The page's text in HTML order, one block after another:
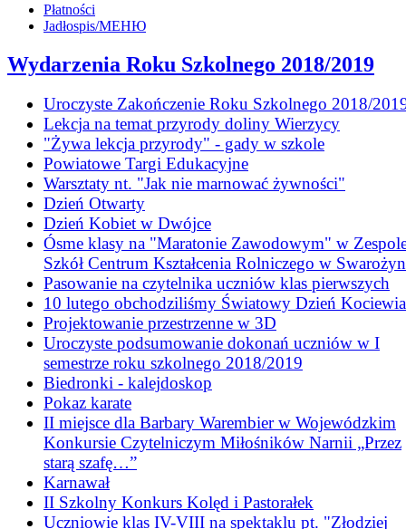
Płatności
Jadłospis/МЕНЮ
Wydarzenia Roku Szkolnego 2018/2019
Uroczyste Zakończenie Roku Szkolnego 2018/
Lekcja na temat przyrody doliny Wierzycy
"Żywa lekcja przyrody" - gady w szkole
Powiatowe Targi Edukacyjne
Warsztaty nt. "Jak nie marnować żywności"
Dzień Otwarty
Dzień Kobiet w Dwójce
Ósme klasy na "Maratonie Zawodowym" w
Szkół Centrum Kształcenia Rolniczego w
Pasowanie na czytelnika uczniów klas pierwszych
10 lutego obchodziliśmy Światowy Dzień Kociewia
Projektowanie przestrzenne w 3D
Uroczyste podsumowanie dokonań uczniów w I
semestrze roku szkolnego 2018/2019
Biedronki - kalejdoskop
Pokaz karate
II miejsce dla Barbary Warembier w Wojewódzkim
Konkursie Czytelniczym Miłośników Narnii „Przez
starą szafę…”
Karnawał
II Szkolny Konkurs Kolęd i Pastorałek
Uczniowie klas IV-VIII na spektaklu pt. "Złodziej